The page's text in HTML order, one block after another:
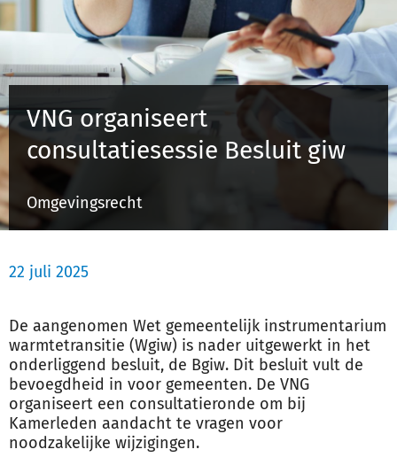
Opleidingen
Juridisch advies
Inloggen
VNG organiseert
consultatiesessie Besluit giw
Omgevingsrecht
22 juli 2025
De aangenomen Wet gemeentelijk instrumentarium
warmtetransitie (Wgiw) is nader uitgewerkt in het
onderliggend besluit, de Bgiw. Dit besluit vult de
bevoegdheid in voor gemeenten. De VNG
organiseert een consultatieronde om bij
Kamerleden aandacht te vragen voor
noodzakelijke wijzigingen.